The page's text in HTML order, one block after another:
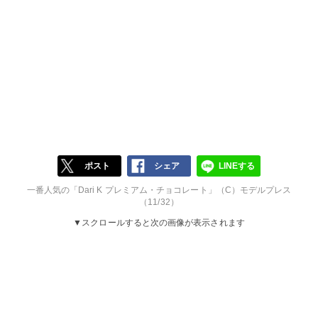
ポスト シェア LINEする
一番人気の「Dari K プレミアム・チョコレート」（C）モデルプレス
（11/32）
▼スクロールすると次の画像が表示されます